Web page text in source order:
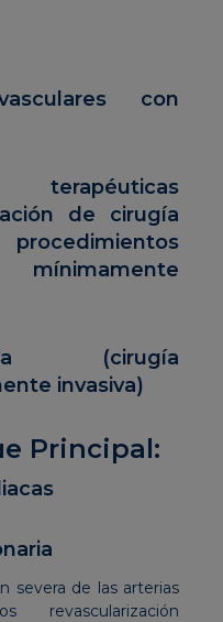
con
terapéuticas
de cirugía
mínimamente
(cirugía
invasiva)
Principal:
severa de las arterias
revascularización